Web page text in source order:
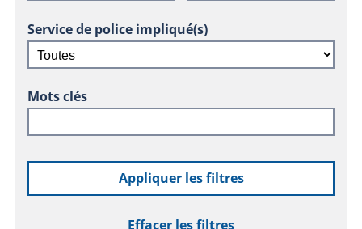
Service de police impliqué(s)
Mots clés
Appliquer les filtres
Effacer les filtres